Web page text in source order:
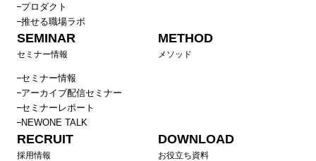
プロダクト
推せる職場ラボ
SEMINAR
セミナー情報
セミナー情報
アーカイブ配信セミナー
セミナーレポート
NEWONE TALK
METHOD
メソッド
RECRUIT
採用情報
DOWNLOAD
お役立ち資料